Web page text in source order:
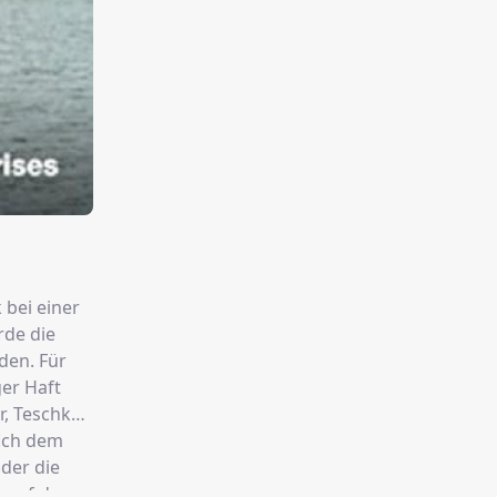
bei einer
die
Für
Haft
dem
die